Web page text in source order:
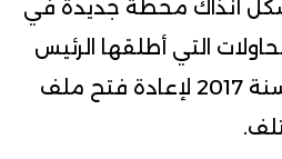
شكل آنذاك محطة جديدة في
التي أطلقها الرئيس
إيمانويل ماكرون منذ سنة 2017 لإعادة فتح ملف